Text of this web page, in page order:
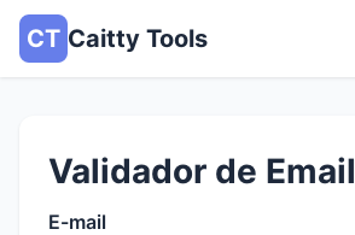
CT Caitty Tools
Validador de Email
E-mail